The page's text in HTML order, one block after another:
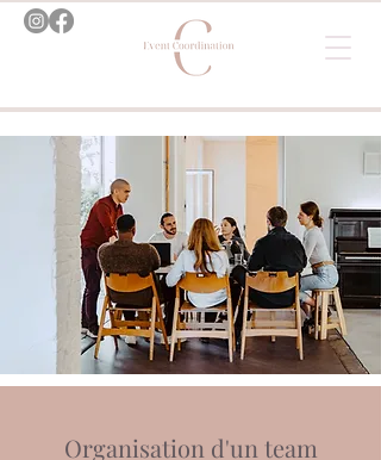
Organisation d'un team